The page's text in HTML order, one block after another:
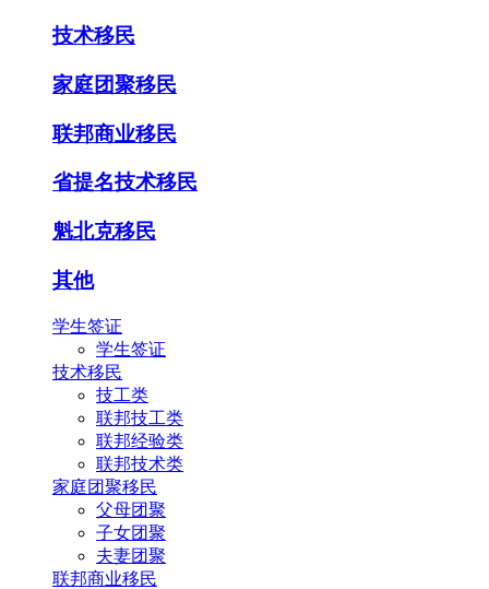
技术移民
家庭团聚移民
联邦商业移民
省提名技术移民
魁北克移民
其他
学生签证
学生签证
技术移民
技工类
联邦技工类
联邦经验类
联邦技术类
家庭团聚移民
父母团聚
子女团聚
夫妻团聚
联邦商业移民